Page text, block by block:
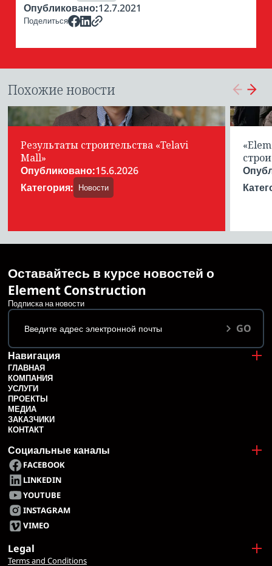
Опубликовано:12.7.2021
Поделиться
Похожие новости
Результаты строительства «Telavi
Mall»
Опубликовано:15.6.2026
Категория: Новости
Оставайтесь в курсе новостей о
Element Construction
Подписка на новости
GO
Навигация
ГЛАВНАЯ
КОМПАНИЯ
УСЛУГИ
ПРОЕКТЫ
МЕДИА
ЗАКАЗЧИКИ
КОНТАКТ
Социальные каналы
FACEBOOK
LINKEDIN
YOUTUBE
INSTAGRAM
VIMEO
Legal
Terms and Conditions